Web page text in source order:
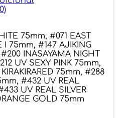
75mm, #071 EAST
I 75mm, #147 AJIKING
INASAYAMA NIGHT
UV SEXY PINK 75mm,
75mm, #288
#432 UV REAL
UV REAL SILVER
GOLD 75mm